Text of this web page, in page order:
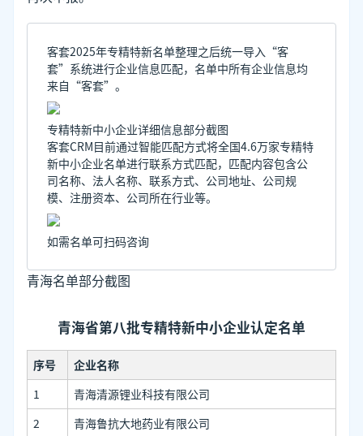
客套2025年专精特新名单整理之后统一导入“客
套”系统进行企业信息匹配，名单中所有企业信息均
来自“客套”。
专精特新中小企业详细信息部分截图
客套CRM目前通过智能匹配方式将全国4.6万家专精特
新中小企业名单进行联系方式匹配，匹配内容包含公
司名称、法人名称、联系方式、公司地址、公司规
模、注册资本、公司所在行业等。
如需名单可扫码咨询
青海名单部分截图
青海省第八批专精特新中小企业认定名单
序号
企业名称
1
青海清源锂业科技有限公司
2
青海鲁抗大地药业有限公司